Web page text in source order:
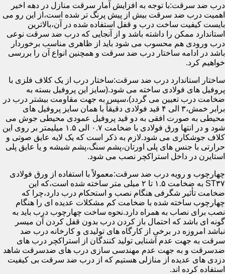
درب ضد سرقت:با توجه به افزایش آمار سرقت منازل در دهه اخیر
اهمیت درب ضد سرقت بیش از پیش پرنگ تر شده است،از این رو می
بایست کیفیت ساخت درب و قفل استفاده شده در آن،بالاترین
استاندارد ممکن را داشته باشد و از آنجایی که درب ضد سرقت نوعی
درب ورودی هم محسوب می شود باید از ظاهری مناسب برخوردار
باشد در ادامه ساختار درب ضد سرقت و همچنین انواع آن را بررسی
خواهیم کرد.
ساختار استاندارد درب ضد سرقت:ساختار درب از یک کلاف فلزی با
پروفیل های فولادی ساخته می شود.(سایز این پروفیل بسته به
ضخامت درب تعیین می گردد)،سپس به جهت مقاومت بیشتر درب در
برابر خمش،۳ الی ۴ قید فولادی دقیقاً با همان سایز پروفیل های
محیطی به صورت افقی به دو قید پروفیل عمودی محیطی جوش می
شود و در انتها ورق فولادی با ضخامت ۰.۷ الی ۱.۵ میلیمتر بر روی این
کلاف جوشکاری می شود.لازم به ذکر است که یک لایه عایق صوتی و
حرارتی با جنس های پلی اورتان،پشم سنگ،پشم شیشه و یا عایق پلی
استایرن در داخل استراکچر نصب می شود.
چهارچوب و رویه درب ضد سرقت:معمولاً با استفاده از ورق فولادی
ST۳۷ به ضخامت ۱.۵ تا ۲ میلی متر ساخته شده است،که این
ضخامت تأثیر شگرفی هنگام نصب و استحکام درب دارد،چرا که
چهارچوب ساخته شده با ضخامت کم مشکلات عدیده ای را هنگام
نصب برای نصاب به همراه دارد.نحوه ساخت چهارچوب درب باید به
گونه ای باشد که احتمال باز کردن درب بدون قفل کردن آن میسر
نباشد امروزه در برخی از کارگاه های تولیدی و کارخانه درب ضد
سرقت به جهت عدم آشنایی تولید کنندگان از استراکچر درب های
ضدسرقت و به جهت عدم مهندسی سازی درب های ضدسرقت شاهد
دزدی های عدیده از منازلی هستیم که از درب ضد سرقت بی کیفیت
استفاده کرده اند.